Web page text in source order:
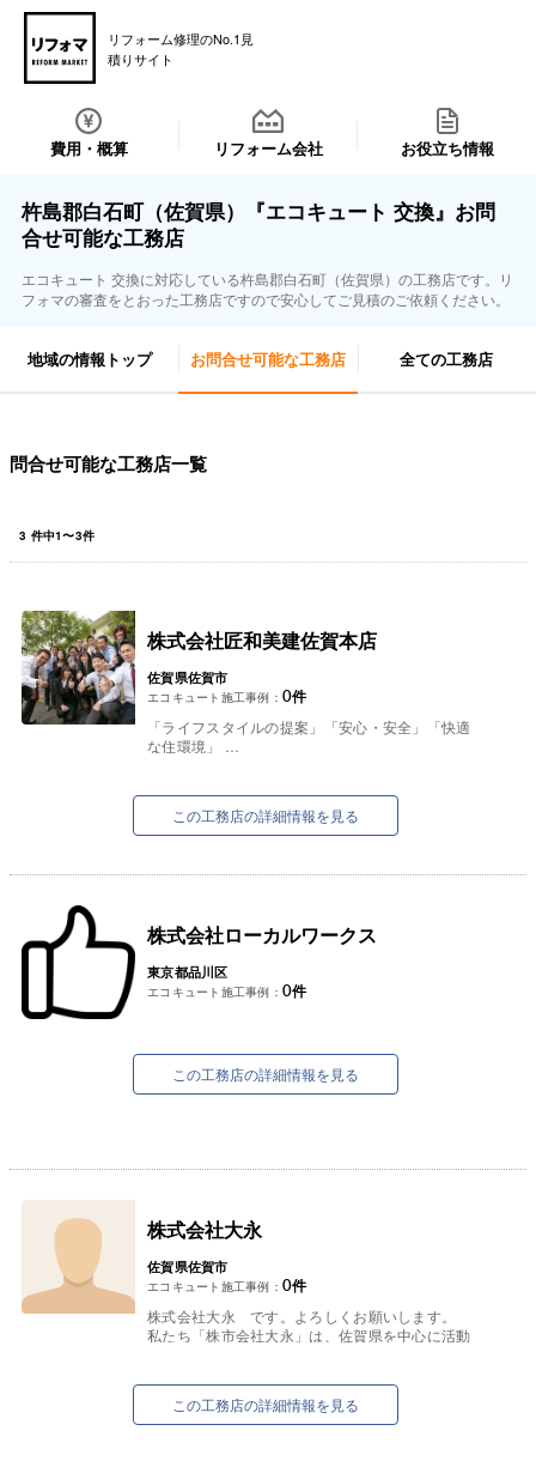
リフォーム修理のNo.1見
積りサイト
費用・概算 リフォーム会社 お役立ち情報
杵島郡白石町（佐賀県）『エコキュート 交換』お問
合せ可能な工務店
エコキュート 交換に対応している杵島郡白石町（佐賀県）の工務店です。リ
フォマの審査をとおった工務店ですので安心してご見積のご依頼ください。
地域の情報トップ お問合せ可能な工務店 全ての工務店
問合せ可能な工務店一覧
3 件中1〜3件
株式会社匠和美建佐賀本店
佐賀県佐賀市
エコキュート施工事例： 0件
「ライフスタイルの提案」「安心・安全」「快適
な住環境」
「リフォームして、快適で素敵な暮らしを実現し
た...この工務店の詳細情報を見る
株式会社ローカルワークス
東京都品川区
エコキュート施工事例： 0件
この工務店の詳細情報を見る
株式会社大永
佐賀県佐賀市
エコキュート施工事例： 0件
株式会社大永 です。よろしくお願いします。
私たち「株市会社大永」は、佐賀県を中心に活動
この工務店の詳細情報を見る